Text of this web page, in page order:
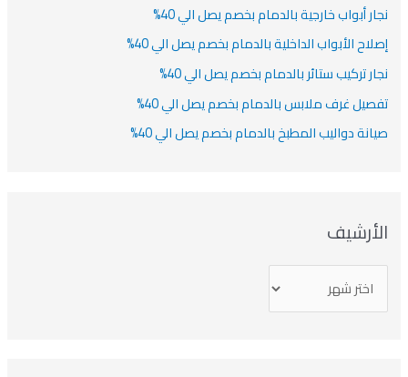
نجار أبواب خارجية بالدمام بخصم يصل الي 40%
إصلاح الأبواب الداخلية بالدمام بخصم يصل الي 40%
نجار تركيب ستائر بالدمام بخصم يصل الي 40%
تفصيل غرف ملابس بالدمام بخصم يصل الي 40%
صيانة دواليب المطبخ بالدمام بخصم يصل الي 40%
الأرشيف